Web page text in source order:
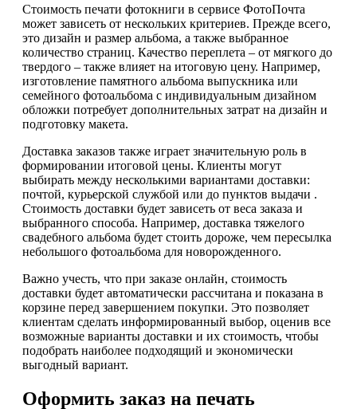
Стоимость печати фотокниги в сервисе ФотоПочта
может зависеть от нескольких критериев. Прежде всего,
это дизайн и размер альбома, а также выбранное
количество страниц. Качество переплета – от мягкого до
твердого – также влияет на итоговую цену. Например,
изготовление памятного альбома выпускника или
семейного фотоальбома с индивидуальным дизайном
обложки потребует дополнительных затрат на дизайн и
подготовку макета.
Доставка заказов также играет значительную роль в
формировании итоговой цены. Клиенты могут
выбирать между несколькими вариантами доставки:
почтой, курьерской службой или до пунктов выдачи .
Стоимость доставки будет зависеть от веса заказа и
выбранного способа. Например, доставка тяжелого
свадебного альбома будет стоить дороже, чем пересылка
небольшого фотоальбома для новорожденного.
Важно учесть, что при заказе онлайн, стоимость
доставки будет автоматически рассчитана и показана в
корзине перед завершением покупки. Это позволяет
клиентам сделать информированный выбор, оценив все
возможные варианты доставки и их стоимость, чтобы
подобрать наиболее подходящий и экономически
выгодный вариант.
Оформить заказ на печать